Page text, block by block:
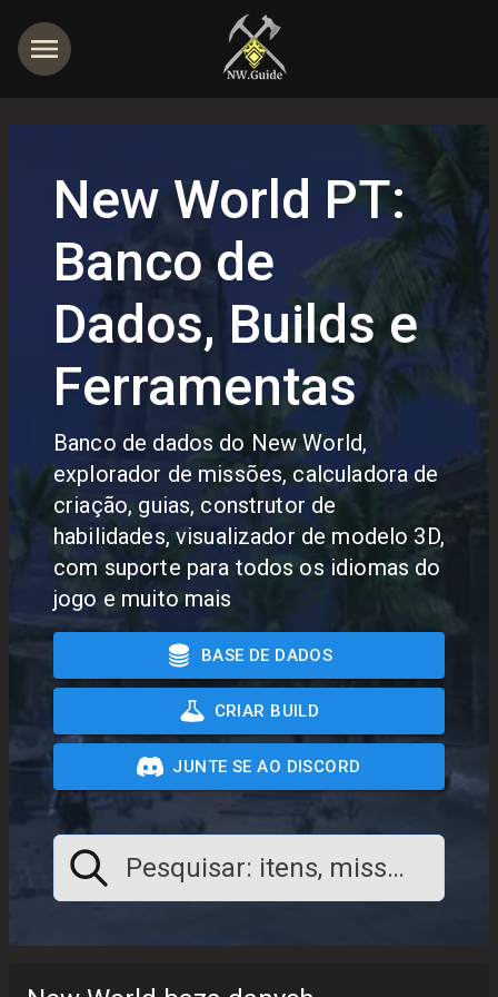
New World PT:
Banco de
Dados, Builds e
Ferramentas
Banco de dados do New World,
explorador de missões, calculadora de
criação, guias, construtor de
habilidades, visualizador de modelo 3D,
com suporte para todos os idiomas do
jogo e muito mais
BASE DE DADOS
CRIAR BUILD
JUNTE SE AO DISCORD
Pesquisar: itens, missões,